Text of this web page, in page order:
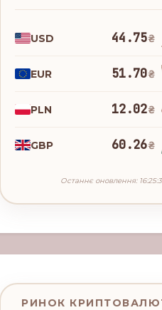
USD 44.75₴
EUR 51.70₴
PLN 12.02₴
GBP 60.26₴
Останнє оновлення:
РИНОК